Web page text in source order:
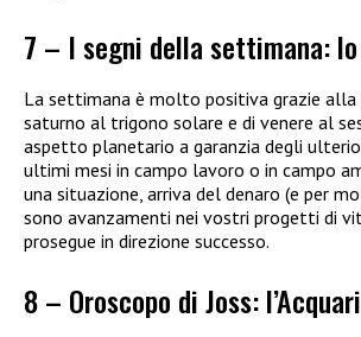
7 – I segni della settimana:
La settimana è molto positiva grazie alla
saturno al trigono solare e di venere al
aspetto planetario a garanzia degli
ultimi mesi in campo lavoro o in campo
una situazione, arriva del denaro (e per
sono avanzamenti nei vostri progetti di
prosegue in direzione successo.
8 – Oroscopo di Joss: